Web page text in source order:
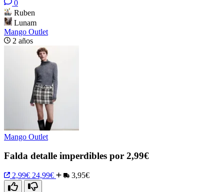
0
Ruben
Lunam
Mango Outlet
2 años
Mango Outlet
Falda detalle imperdibles por 2,99€
2,99€ 24,99€ 3,95€